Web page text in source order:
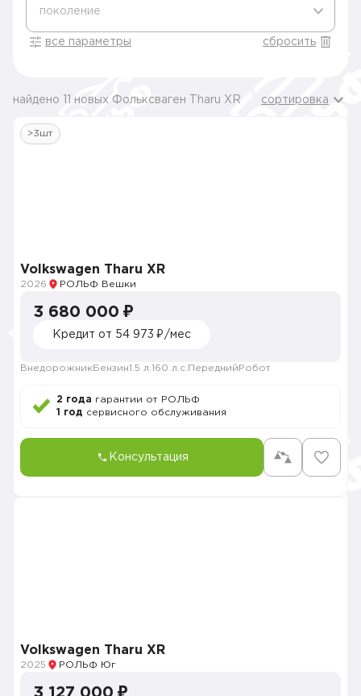
поколение
все параметры сбросить
найдено 11 новых Фольксваген Tharu XR сортировка
>3шт
Volkswagen Tharu XR
2026 РОЛЬФ Вешки
3 680 000 ₽
Кредит от 54 973 ₽/мес
Внедорожник Бензин1.5 л. 160 л.с. Передний Робот
2 года гарантии от РОЛЬФ
1 год сервисного обслуживания
Консультация
Volkswagen Tharu XR
2025 РОЛЬФ Юг
3 127 000 ₽